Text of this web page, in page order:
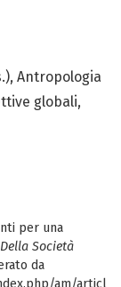
per una
Società
da
am/articl
Antropologia
globali,